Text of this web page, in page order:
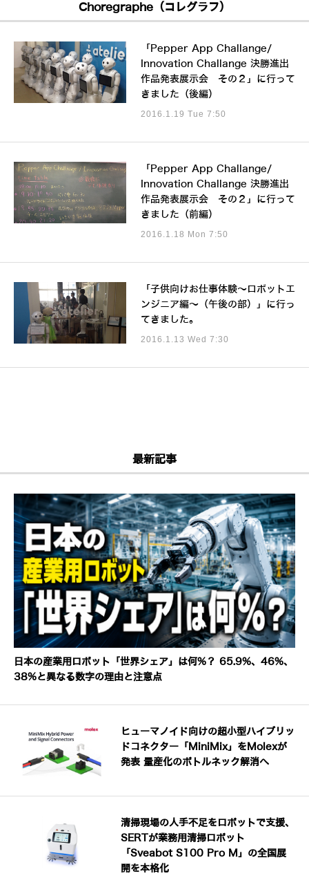
Choregraphe（コレグラフ）
「Pepper App Challange/
Innovation Challange 決勝進出
作品発表展示会 その２」に行って
きました（後編）
2016.1.19 Tue 7:50
「Pepper App Challange/
Innovation Challange 決勝進出
作品発表展示会 その２」に行って
きました（前編）
2016.1.18 Mon 7:50
「子供向けお仕事体験～ロボットエ
ンジニア編～（午後の部）」に行っ
てきました。
2016.1.13 Wed 7:30
最新記事
日本の産業用ロボット「世界シェア」は何%？ 65.9%、46%、
38%と異なる数字の理由と注意点
ヒューマノイド向けの超小型ハイブリッ
ドコネクター「MiniMix」をMolexが
発表 量産化のボトルネック解消へ
清掃現場の人手不足をロボットで支援、
SERTが業務用清掃ロボット
「Sveabot S100 Pro M」の全国展
開を本格化